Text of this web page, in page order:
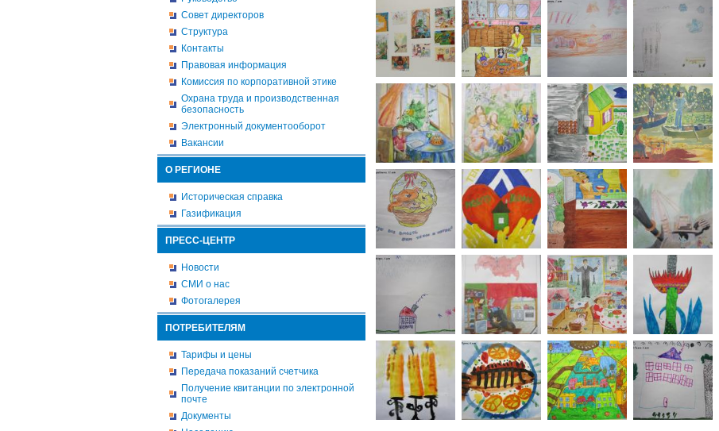
Совет директоров
Структура
Контакты
Правовая информация
Комиссия по корпоративной этике
Охрана труда и производственная
безопасность
Электронный документооборот
Вакансии
О РЕГИОНЕ
Историческая справка
Газификация
ПРЕСС-ЦЕНТР
Новости
СМИ о нас
Фотогалерея
ПОТРЕБИТЕЛЯМ
Тарифы и цены
Передача показаний счетчика
Получение квитанции по электронной
почте
Документы